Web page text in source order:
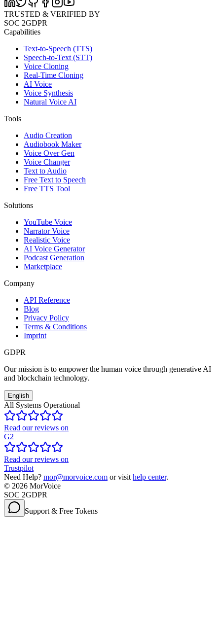
TRUSTED & VERIFIED BY
SOC 2GDPR
Capabilities
Text-to-Speech (TTS)
Speech-to-Text (STT)
Voice Cloning
Real-Time Cloning
AI Voice
Voice Synthesis
Natural Voice AI
Tools
Audio Creation
Audiobook Maker
Voice Over Gen
Voice Changer
Text to Audio
Free Text to Speech
Free TTS Tool
Solutions
YouTube Voice
Narrator Voice
Realistic Voice
AI Voice Generator
Podcast Generation
Marketplace
Company
API Reference
Blog
Privacy Policy
Terms & Conditions
Imprint
GDPR
Our mission is to empower the human voice through generative AI
and blockchain technology.
English
All Systems Operational
Read our reviews on
G2
Read our reviews on
Trustpilot
Need Help? mor@morvoice.com or visit help center.
© 2026 MorVoice
SOC 2GDPR
Support & Free Tokens